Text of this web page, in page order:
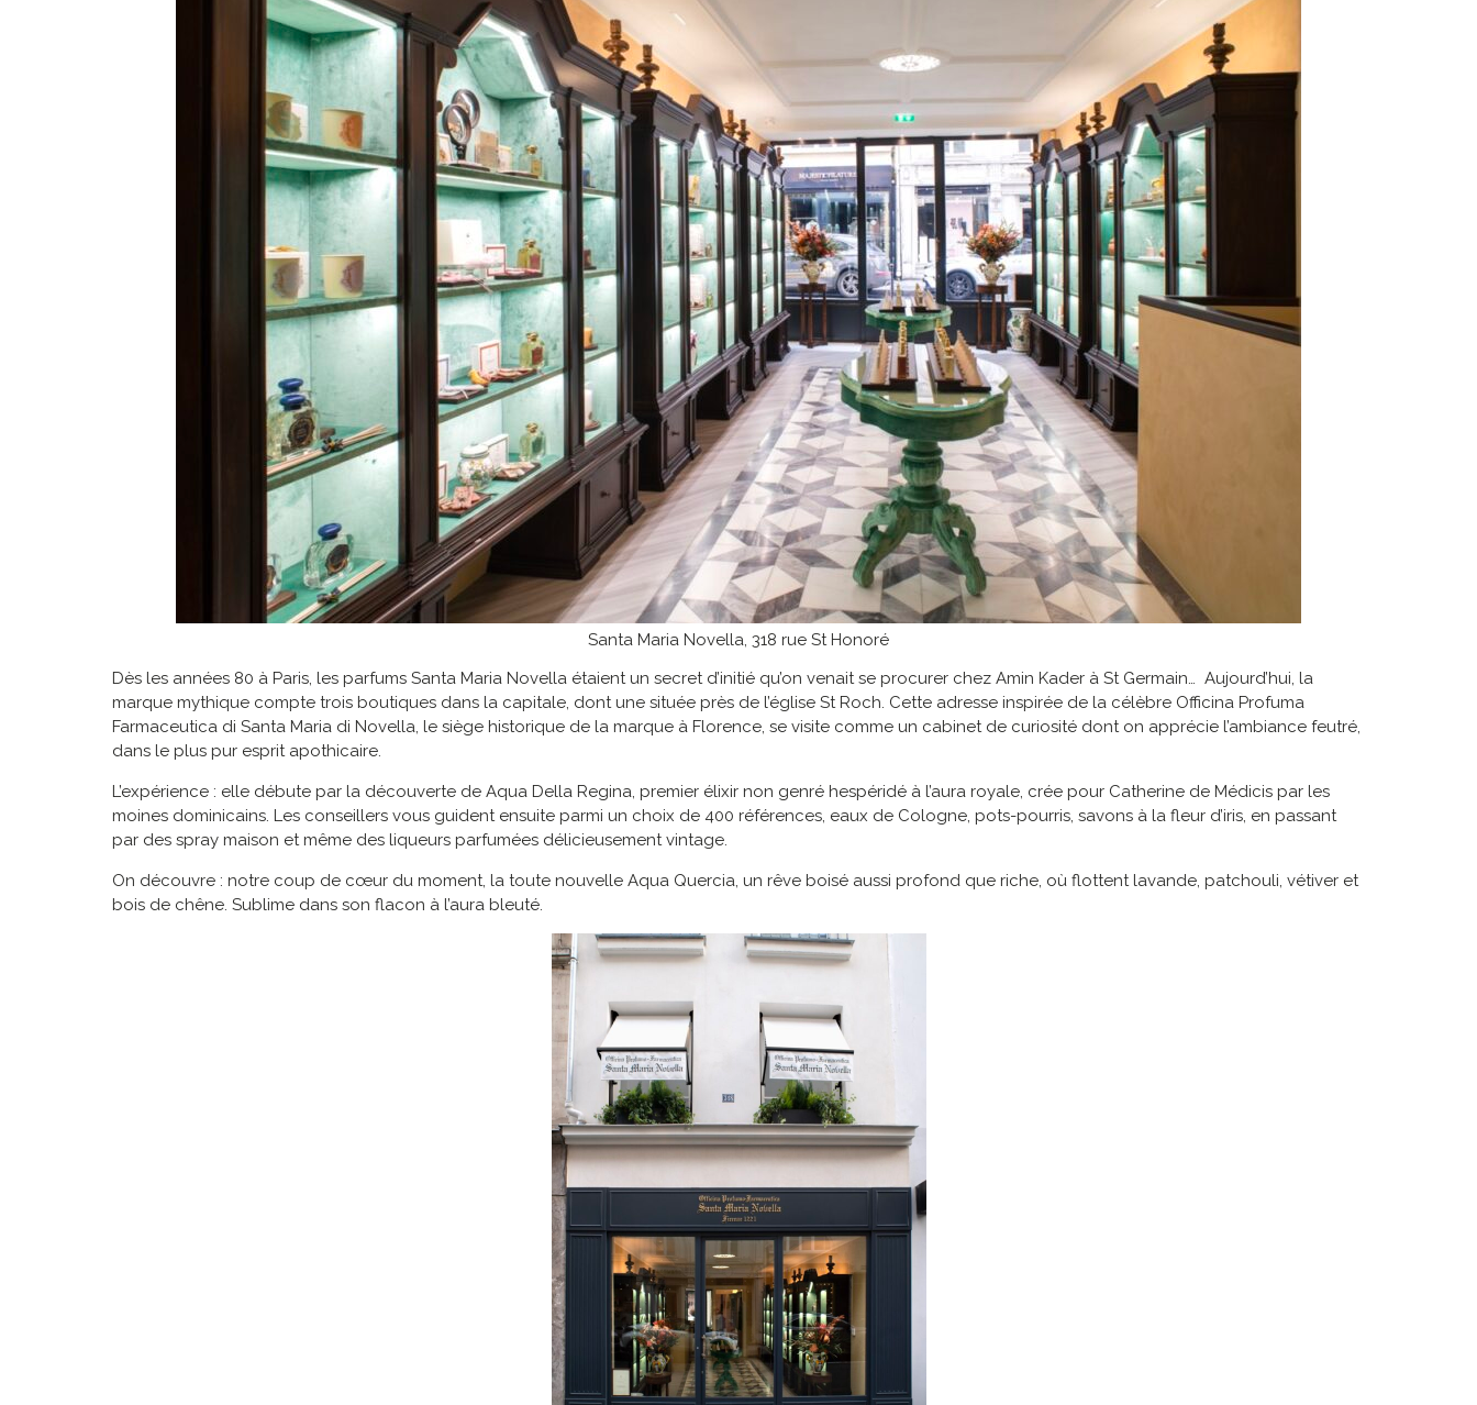
Santa Maria Novella, 318 rue St Honoré
Dès les années 80 à Paris, les parfums Santa Maria Novella étaient un secret d’initié qu’on venait se procurer chez Amin Kader à St Germain… Aujourd’hui, la
marque mythique compte trois boutiques dans la capitale, dont une située près de l’église St Roch. Cette adresse inspirée de la célèbre Officina Profuma
Farmaceutica di Santa Maria di Novella, le siège historique de la marque à Florence, se visite comme un cabinet de curiosité dont on apprécie l’ambiance feutré,
dans le plus pur esprit apothicaire.
L’expérience : elle débute par la découverte de Aqua Della Regina, premier élixir non genré hespéridé à l’aura royale, crée pour Catherine de Médicis par les
moines dominicains. Les conseillers vous guident ensuite parmi un choix de 400 références, eaux de Cologne, pots-pourris, savons à la fleur d’iris, en passant
par des spray maison et même des liqueurs parfumées délicieusement vintage.
On découvre : notre coup de cœur du moment, la toute nouvelle Aqua Quercia, un rêve boisé aussi profond que riche, où flottent lavande, patchouli, vétiver et
bois de chêne. Sublime dans son flacon à l’aura bleuté.